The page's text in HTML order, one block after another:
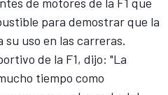
para demostrar que la
uso en las carreras.
de la F1, dijo: "La
tiempo como